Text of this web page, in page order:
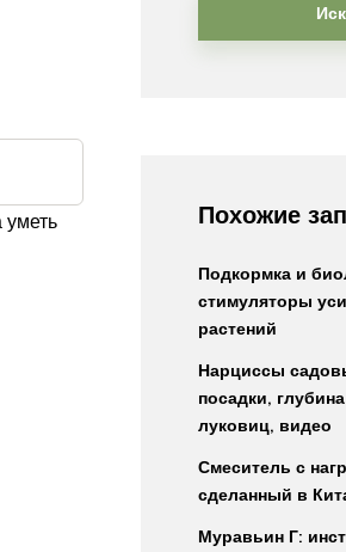
уметь
Похожие
Подкормка и
стимуляторы
растений
Нарциссы
посадки,
луковиц, видео
Смеситель с
сделанный в
Муравьин Г: